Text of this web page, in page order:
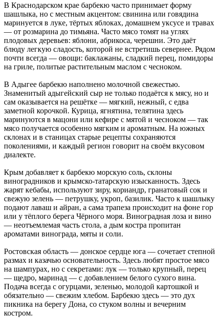
В Краснодарском крае барбекю часто принимает форму
шашлыка, но с местным акцентом: свинина или говядина
маринуется в луке, тёртых яблоках, домашнем уксусе и травах
— от розмарина до тимьяна. Часто мясо томят на углях
плодовых деревьев: яблони, абрикоса, черешни. Это даёт
блюду легкую сладость, которой не встретишь севернее. Рядом
почти всегда — овощи: баклажаны, сладкий перец, помидоры
на гриле, политые растительным маслом с чесноком.
В Адыгее барбекю наполнено молочной свежестью.
Знаменитый адыгейский сыр не только подаётся к мясу, но и
сам оказывается на решётке — мягкий, нежный, с едва
заметной корочкой. Курица, ягнятина, телятина здесь
маринуются в мацони или кефире с мятой и чесноком — так
мясо получается особенно мягким и ароматным. На южных
склонах и в станицах старые рецепты сохраняются
поколениями, и каждый регион говорит на своём вкусовом
диалекте.
Крым добавляет к барбекю морскую соль, склоны
виноградников и крымско-татарскую изысканность. Здесь
жарят кебабы, используют зиру, кориандр, гранатовый сок и
свежую зелень — петрушку, укроп, базилик. Часто к шашлыку
подают лаваш и айран, а сама трапеза происходит на фоне гор
или у тёплого берега Чёрного моря. Виноградная лоза и вино
— неотъемлемая часть стола, а дым костра пропитан
ароматами винограда, мяты и соли.
Ростовская область — донское сердце юга — сочетает степной
размах и казачью основательность. Здесь любят простое мясо
на шампурах, но с секретами: лук — только крупный, перец
— щедро, маринад — с добавлением белого сухого вина.
Подача всегда с огурцами, зеленью, молодой картошкой и
обязательно — свежим хлебом. Барбекю здесь — это дух
пикника на берегу Дона, со стуком волны и вечерним
костром.